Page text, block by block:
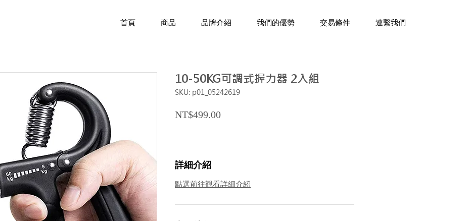
首頁 商品 品牌介紹 我們的優勢 交易條件 連繫我們
10-50KG可調式握力器 2入組
SKU: p01_05242619
NT$499.00Price
詳細介紹
點選前往觀看詳細介紹